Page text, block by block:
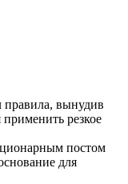
правила, вынудив
резкое
постом
для